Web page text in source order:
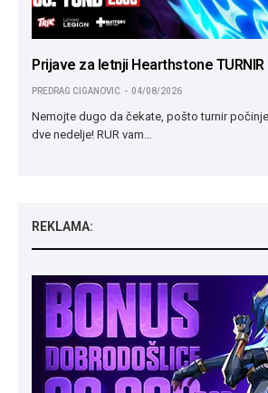
Prijave za letnji Hearthstone
PREDRAG CIGANOVIC 04/08/2026
Nemojte dugo da čekate, pošto turnir
dve nedelje! RUR vam…
REKLAMA: